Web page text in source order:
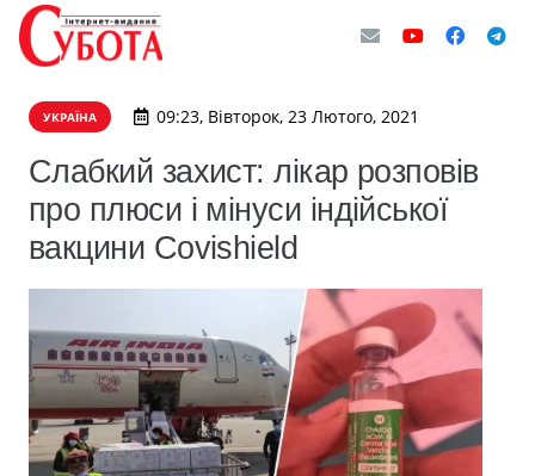
УКРАЇНА 09:23, Вівторок, 23 Лютого, 2021
Слабкий захист: лікар розповів
про плюси і мінуси індійської
вакцини Covishield